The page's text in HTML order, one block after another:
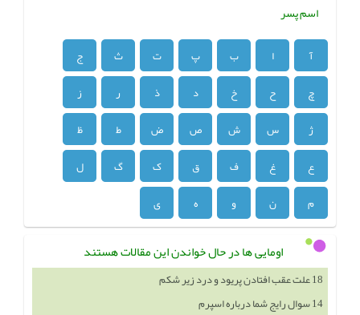
اسم پسر
آ ا ب پ ت ث
ج
چ
ح خ د ذ ر
ز
ژ
س ش ص ض ط
ظ
ع
غ ف ق ک گ
ل
م
ن و ه ی
اومایی ها در حال خواندن این مقالات هستند
18 علت عقب افتادن پریود و درد زیر شکم
14 سوال رایج شما درباره اسپرم